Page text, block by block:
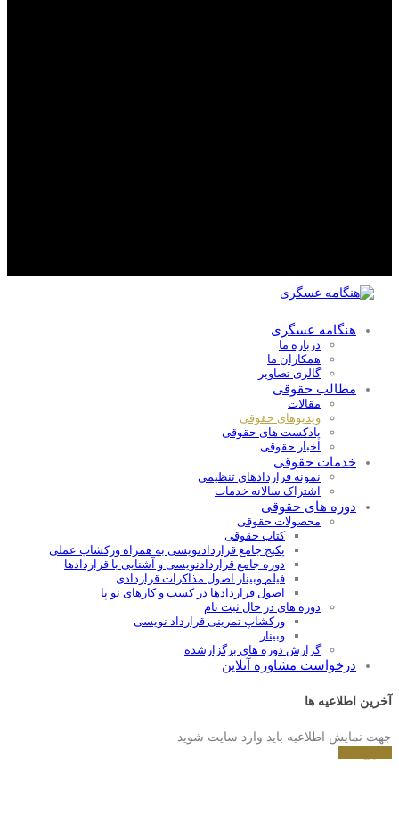
هنگامه عسگری
درباره ما
همکاران ما
گالری تصاویر
مطالب حقوقی
مقالات
ویدیوهای حقوقی
پادکست های حقوقی
اخبار حقوقی
خدمات حقوقی
نمونه قراردادهای تنظیمی
اشتراک سالانه خدمات
دوره های حقوقی
محصولات حقوقی
کتاب حقوقی
پکیج جامع قراردادنویسی به همراه ورکشاپ عملی
دوره جامع قراردادنويسی و آشنايی با قراردادها
فیلم وبینار اصول مذاکرات قراردادی
اصول قراردادها در کسب و کارهای نو پا
دوره های در حال ثبت نام
ورکشاپ تمرینی قرارداد نویسی
وبینار
گزارش دوره های برگزارشده
درخواست مشاوره آنلاین
آخرین اطلاعیه ها
جهت نمایش اطلاعیه باید وارد سایت شوید